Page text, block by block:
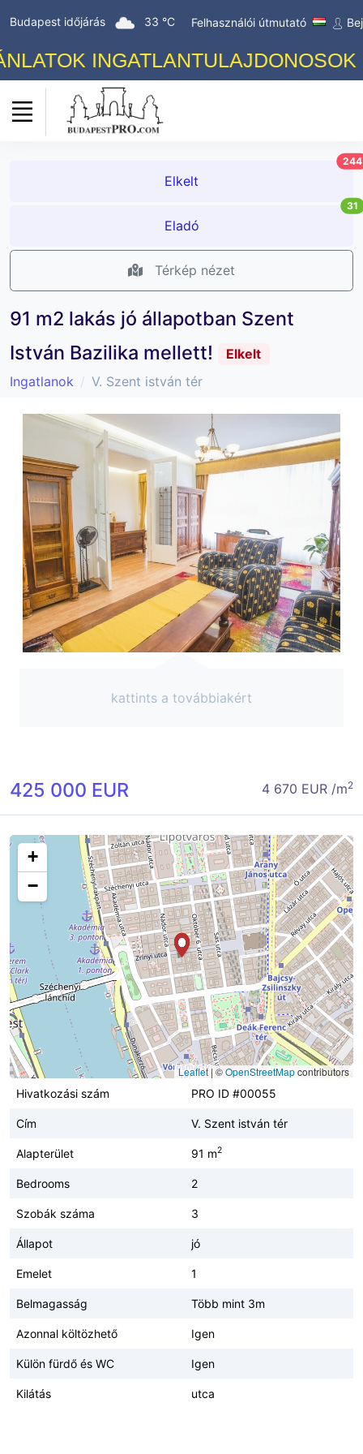
Budapest időjárás 33 °C Felhasználói útmutató
Elkelt
244
Eladó
31
Térkép nézet
91 m2 lakás jó állapotban Szent
István Bazilika mellett!
Elkelt
Ingatlanok
V. Szent istván tér
kattints a továbbiakért
425 000 EUR 4 670 EUR /m2
+
−
Leaflet | ©OpenStreetMapcontributors
Hivatkozási szám
PRO ID #00055
Cím V. Szent istván tér
Alapterület 91 m2
Bedrooms 2
Szobák száma 3
Állapot jó
Emelet 1
Belmagasság Több mint 3m
Azonnal költözhető Igen
Külön fürdő és WC Igen
Kilátás utca